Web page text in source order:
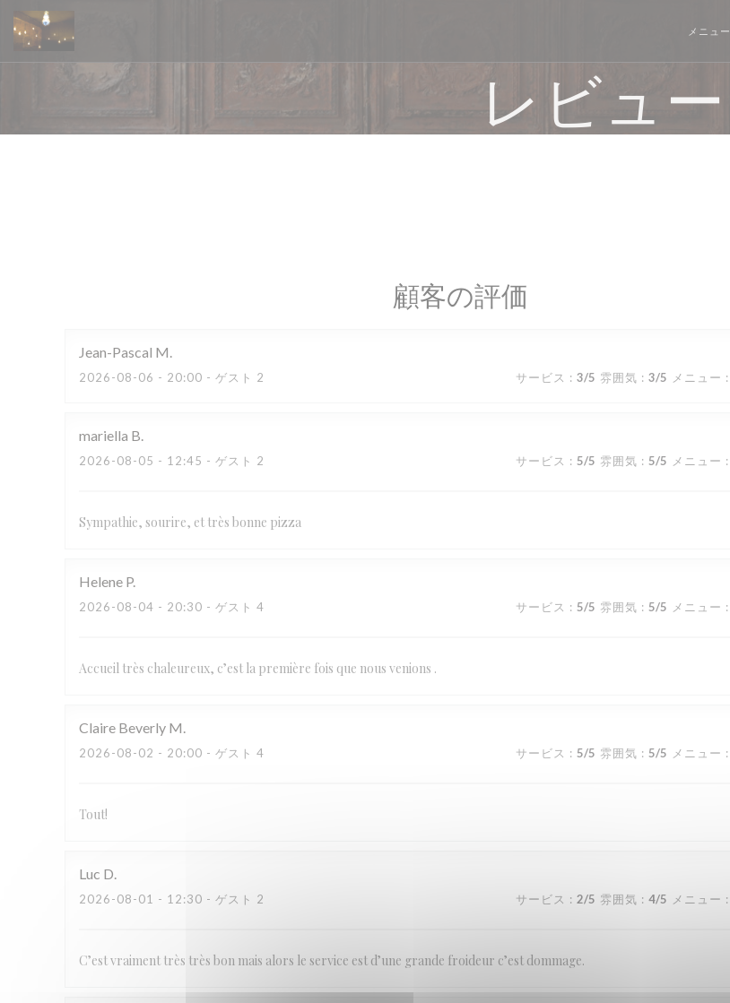
クッキー利用の管理について
メニュー
レビュー
顧客の評価
Jean-Pascal M
2026-08-06 - 20:00 - ゲスト 2 サービス : 3/5 雰囲気 : 3/5 メニュー :
mariella B
2026-08-05 - 12:45 - ゲスト 2 サービス : 5/5 雰囲気 : 5/5 メニュー :
Sympathie, sourire, et très bonne pizza
Helene P
2026-08-04 - 20:30 - ゲスト 4 サービス : 5/5 雰囲気 : 5/5 メニュー :
Accueil très chaleureux, c’est la première fois que nous venions .
Claire Beverly M
2026-08-02 - 20:00 - ゲスト 4 サービス : 5/5 雰囲気 : 5/5 メニュー :
Tout!
Luc D
2026-08-01 - 12:30 - ゲスト 2 サービス : 2/5 雰囲気 : 4/5 メニュー :
C’est vraiment très très bon mais alors le service est d’une grande froideur c’est dommage.